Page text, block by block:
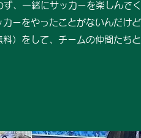
、一緒にサッカーを楽しんで
ーをやったことがないんだけ
）をして、チームの仲間たち